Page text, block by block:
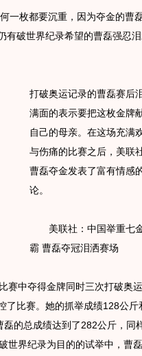
枚都要沉重，因为夺金的曹
有破世界纪录希望的曹磊强忍
打破奥运记录的曹磊赛后
满面的表示要把这枚金牌
自己的母亲。在这场充满
与伤痛的比赛之后，美联
曹磊夺金发表了富有情感
论。
美联社：中国举重七
霸 曹磊夺冠泪洒赛场
中夺得金牌同时三次打破奥
了比赛。她的抓举成绩128公斤
的总成绩达到了282公斤，同
世界纪录为目的的试举中，曹